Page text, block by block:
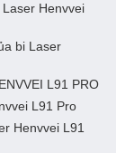
Henvvei
bi Laser
L91 PRO
L91 Pro
Henvvei L91